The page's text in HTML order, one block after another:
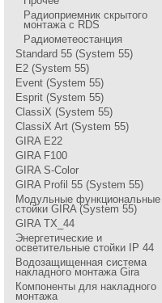
Радиоприемник скрытого
монтажа с RDS
Радиометеостанция
Standard 55 (System 55)
E2 (System 55)
Event (System 55)
Esprit (System 55)
ClassiX (System 55)
ClassiX Art (System 55)
GIRA Е22
GIRA F100
GIRA S-Color
GIRA Profil 55 (System 55)
Модульные функциональные
стойки GIRA (System 55)
GIRA TX_44
Энергетические и
осветительные стойки IP 44
Водозащищенная система
накладного монтажа Gira
Компоненты для накладного
монтажа